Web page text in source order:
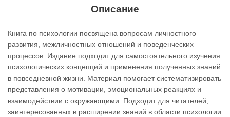
Описание
Книга по психологии посвящена вопросам личностного
развития, межличностных отношений и поведенческих
процессов. Издание подходит для самостоятельного изучения
психологических концепций и применения полученных знаний
в повседневной жизни. Материал помогает систематизировать
представления о мотивации, эмоциональных реакциях и
взаимодействии с окружающими. Подходит для читателей,
заинтересованных в расширении знаний в области психологии